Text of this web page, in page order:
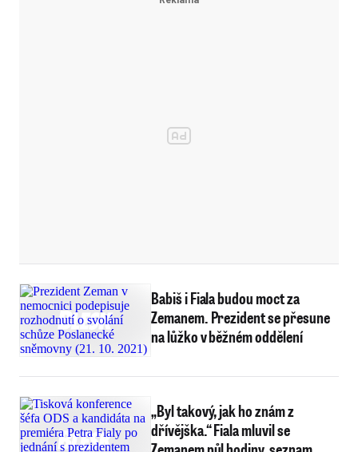
Babiš i Fiala budou moct za
Zemanem. Prezident se přesune
na lůžko v běžném oddělení
„Byl takový, jak ho znám z
dřívějška.“ Fiala mluvil se